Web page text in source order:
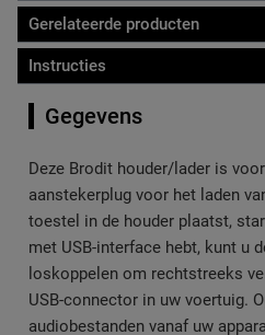
Gerelateerde producten
Instructies
Gegevens
Deze Brodit houder/lader is
aanstekerplug voor het laden
toestel in de houder plaatst,
met USB-interface hebt, kunt u
loskoppelen om rechtstreeks
USB-connector in uw voertuig.
audiobestanden vanaf uw